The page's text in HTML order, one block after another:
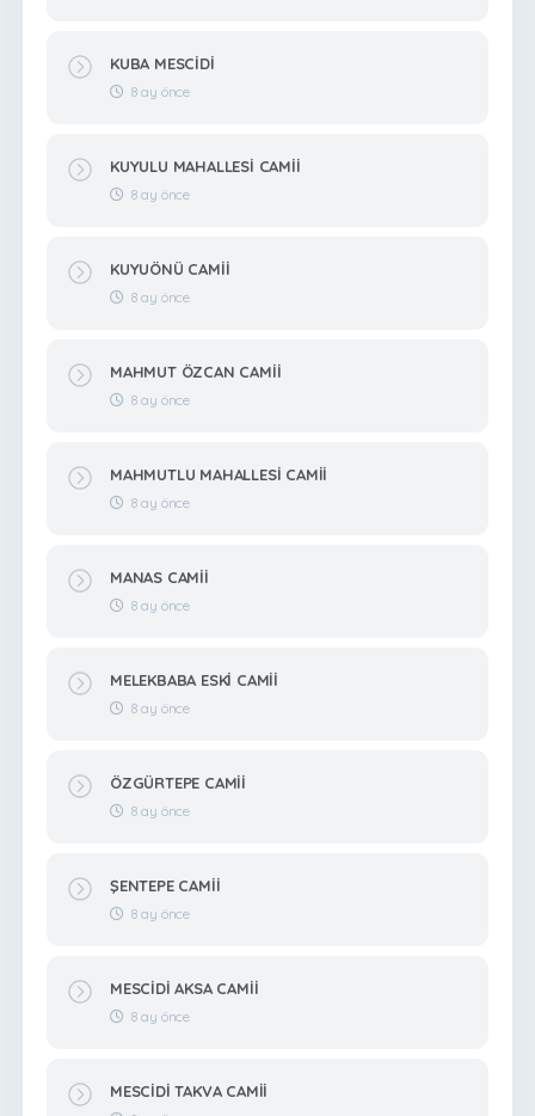
KUBA MESCİDİ
8 ay önce
KUYULU MAHALLESİ CAMİİ
8 ay önce
KUYUÖNÜ CAMİİ
8 ay önce
MAHMUT ÖZCAN CAMİİ
8 ay önce
MAHMUTLU MAHALLESİ CAMİİ
8 ay önce
MANAS CAMİİ
8 ay önce
MELEKBABA ESKİ CAMİİ
8 ay önce
ÖZGÜRTEPE CAMİİ
8 ay önce
ŞENTEPE CAMİİ
8 ay önce
MESCİDİ AKSA CAMİİ
8 ay önce
MESCİDİ TAKVA CAMİİ